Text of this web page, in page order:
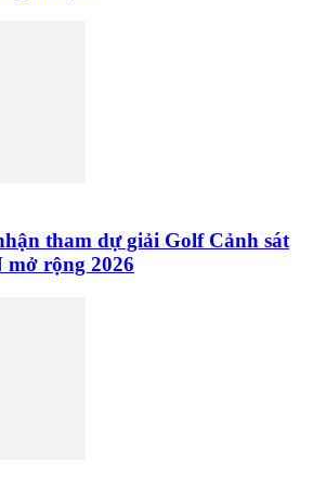
tham dự giải Golf Cảnh sát
mở rộng 2026